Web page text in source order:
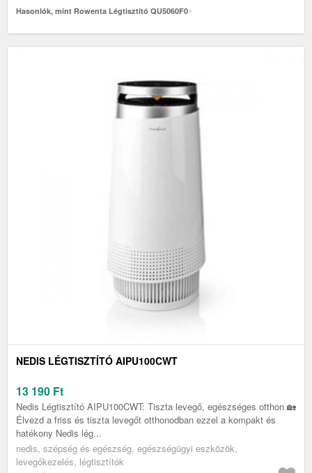
Hasonlók, mint Rowenta Légtisztító QU5060F0
NEDIS LÉGTISZTÍTÓ AIPU100CWT
13 190 Ft
Nedis Légtisztító AIPU100CWT: Tiszta levegő, egészséges otthon 🏡
Élvezd a friss és tiszta levegőt otthonodban ezzel a kompakt és
hatékony Nedis lég...
nedis, szépség és egészség, egészségügyi eszközök,
levegőkezelés, légtisztítók